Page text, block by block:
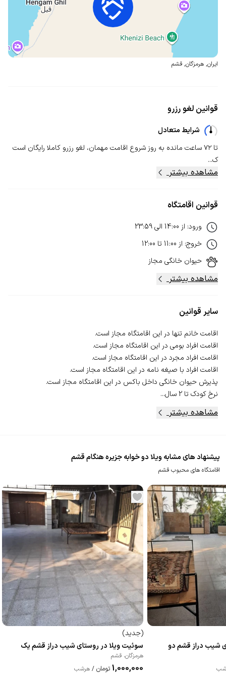
ایران, هرمزگان, قشم
قوانین لغو رزرو
شرایط متعادل
تا ۷۲ ساعت مانده به روز شروع اقامت مهمان، لغو رزرو کاملا رایگان است
ک...
مشاهده بیشتر
قوانین اقامتگاه
ورود: از 14:00 الی23:59
خروج: از 11:00 تا 12:00
حیوان خانگی مجاز
مشاهده بیشتر
سایر قوانین
نرخ کودک تا 2 سال...
مشاهده بیشتر
پیشنهاد های مشابه ویلا دو خوابه جزیره هنگام قشم
اقامتگاه های محبوب قشم
شیب دراز قشم دو
(جدید)
سوئیت ویلا در روستای شیب دراز قشم یک
هرمزگان، قشم
1,000,000 تومان / هرشب